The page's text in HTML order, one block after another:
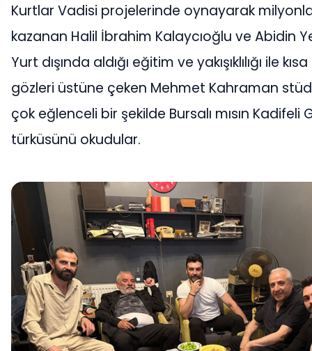
Kurtlar Vadisi projelerinde oynayarak
kazanan Halil İbrahim Kalaycıoğlu ve Abidin
Yurt dışında aldığı eğitim ve yakışıklılığı ile
gözleri üstüne çeken Mehmet Kahraman
çok eğlenceli bir şekilde Bursalı mısın Kadifeli
türküsünü okudular.